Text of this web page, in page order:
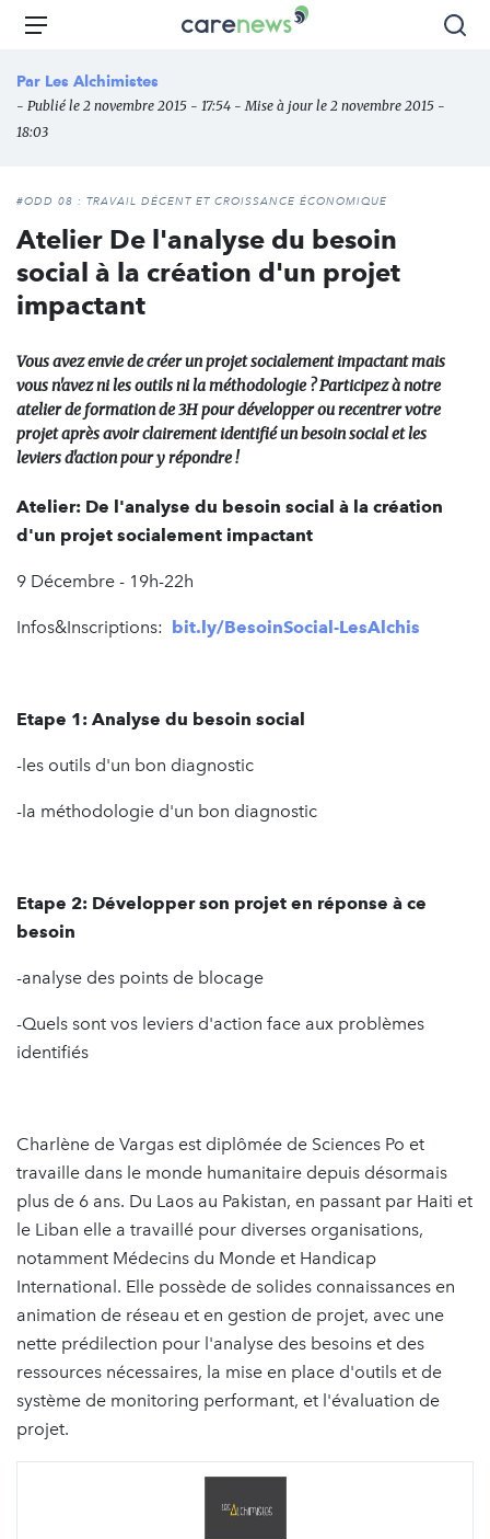
Aller
principal
Carenews,
des
Menu
Par Les Alchimistes
- Publié le 2 novembre 2015 - 17:54 - Mise à jour le 2 novembre 2015 -
18:03
#ODD 08 : TRAVAIL DÉCENT ET CROISSANCE ÉCONOMIQUE
Atelier De l'analyse du besoin
social à la création d'un projet
impactant
Vous avez envie de créer un projet socialement impactant mais
vous n'avez ni les outils ni la méthodologie ? Participez à notre
atelier de formation de 3H pour développer ou recentrer votre
projet après avoir clairement identifié un besoin social et les
leviers d'action pour y répondre !
Atelier: De l'analyse du besoin social à la création
d'un projet socialement impactant
9 Décembre - 19h-22h
Infos&Inscriptions: bit.ly/BesoinSocial-LesAlchis
Etape 1: Analyse du besoin social
-les outils d'un bon diagnostic
-la méthodologie d'un bon diagnostic
Etape 2: Développer son projet en réponse à ce
besoin
-analyse des points de blocage
-Quels sont vos leviers d'action face aux problèmes
identifiés
Charlène de Vargas est diplômée de Sciences Po et
travaille dans le monde humanitaire depuis désormais
plus de 6 ans. Du Laos au Pakistan, en passant par Haiti et
le Liban elle a travaillé pour diverses organisations,
notamment Médecins du Monde et Handicap
International. Elle possède de solides connaissances en
animation de réseau et en gestion de projet, avec une
nette prédilection pour l'analyse des besoins et des
ressources nécessaires, la mise en place d'outils et de
système de monitoring performant, et l'évaluation de
projet.